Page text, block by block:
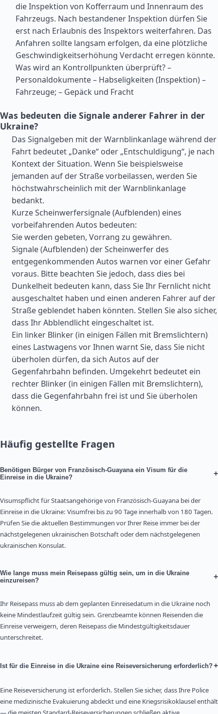
die Inspektion von Kofferraum und Innenraum des
Fahrzeugs. Nach bestandener Inspektion dürfen Sie
erst nach Erlaubnis des Inspektors weiterfahren. Das
Anfahren sollte langsam erfolgen, da eine plötzliche
Geschwindigkeitserhöhung Verdacht erregen könnte.
Was wird an Kontrollpunkten überprüft? –
Personaldokumente – Habseligkeiten (Inspektion) –
Fahrzeuge; – Gepäck und Fracht
Was bedeuten die Signale anderer Fahrer in der
Ukraine?
Das Signalgeben mit der Warnblinkanlage während der
Fahrt bedeutet „Danke“ oder „Entschuldigung“, je nach
Kontext der Situation. Wenn Sie beispielsweise
jemanden auf der Straße vorbeilassen, werden Sie
höchstwahrscheinlich mit der Warnblinkanlage
bedankt.
Kurze Scheinwerfersignale (Aufblenden) eines
vorbeifahrenden Autos bedeuten:
Sie werden gebeten, Vorrang zu gewähren.
Signale (Aufblenden) der Scheinwerfer des
entgegenkommenden Autos warnen vor einer Gefahr
voraus. Bitte beachten Sie jedoch, dass dies bei
Dunkelheit bedeuten kann, dass Sie Ihr Fernlicht nicht
ausgeschaltet haben und einen anderen Fahrer auf der
Straße geblendet haben könnten. Stellen Sie also sicher,
dass Ihr Abblendlicht eingeschaltet ist.
Ein linker Blinker (in einigen Fällen mit Bremslichtern)
eines Lastwagens vor Ihnen warnt Sie, dass Sie nicht
überholen dürfen, da sich Autos auf der
Gegenfahrbahn befinden. Umgekehrt bedeutet ein
rechter Blinker (in einigen Fällen mit Bremslichtern),
dass die Gegenfahrbahn frei ist und Sie überholen
können.
Häufig gestellte Fragen
Benötigen Bürger von Französisch-Guayana ein Visum für die
Einreise in die Ukraine?
+
Visumspflicht für Staatsangehörige von Französisch-Guayana bei der
Einreise in die Ukraine: Visumfrei bis zu 90 Tage innerhalb von 180 Tagen.
Prüfen Sie die aktuellen Bestimmungen vor Ihrer Reise immer bei der
nächstgelegenen ukrainischen Botschaft oder dem nächstgelegenen
ukrainischen Konsulat.
Wie lange muss mein Reisepass gültig sein, um in die Ukraine
einzureisen?
+
Ihr Reisepass muss ab dem geplanten Einreisedatum in die Ukraine noch
keine Mindestlaufzeit gültig sein. Grenzbeamte können Reisenden die
Einreise verweigern, deren Reisepass die Mindestgültigkeitsdauer
unterschreitet.
Ist für die Einreise in die Ukraine eine Reiseversicherung erforderlich?+
Eine Reiseversicherung ist erforderlich. Stellen Sie sicher, dass Ihre Police
eine medizinische Evakuierung abdeckt und eine Kriegsrisikoklausel enthält